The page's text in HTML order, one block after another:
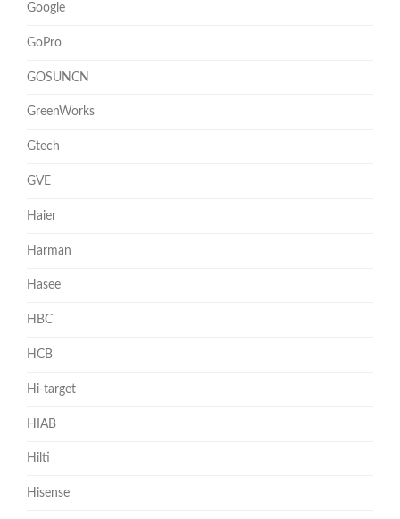
Google
GoPro
GOSUNCN
GreenWorks
Gtech
GVE
Haier
Harman
Hasee
HBC
HCB
Hi-target
HIAB
Hilti
Hisense